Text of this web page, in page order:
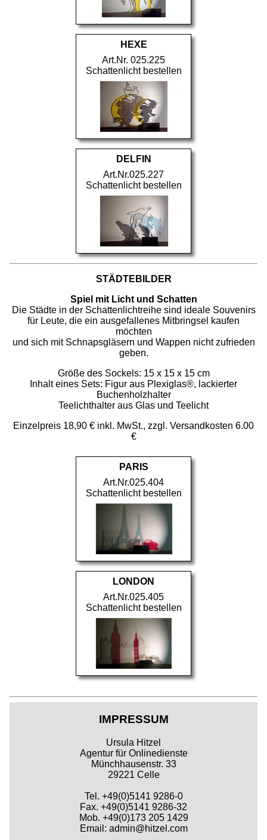
HEXE
Art.Nr. 025.225
Schattenlicht bestellen
DELFIN
Art.Nr.025.227
Schattenlicht bestellen
STÄDTEBILDER
Spiel mit Licht und Schatten
Die Städte in der Schattenlichtreihe sind ideale Souvenirs
für Leute, die ein ausgefallenes Mitbringsel kaufen
möchten
und sich mit Schnapsgläsern und Wappen nicht zufrieden
geben.
Größe des Sockels: 15 x 15 x 15 cm
Inhalt eines Sets: Figur aus Plexiglas®, lackierter
Buchenholzhalter
Teelichthalter aus Glas und Teelicht
Einzelpreis 18,90 € inkl. MwSt., zzgl. Versandkosten 6.00
€
PARIS
Art.Nr.025.404
Schattenlicht bestellen
LONDON
Art.Nr.025.405
Schattenlicht bestellen
IMPRESSUM
Ursula Hitzel
Agentur für Onlinedienste
Münchhausenstr. 33
29221 Celle
Tel. +49(0)5141 9286-0
Fax. +49(0)5141 9286-32
Mob. +49(0)173 205 1429
Email: admin@hitzel.com